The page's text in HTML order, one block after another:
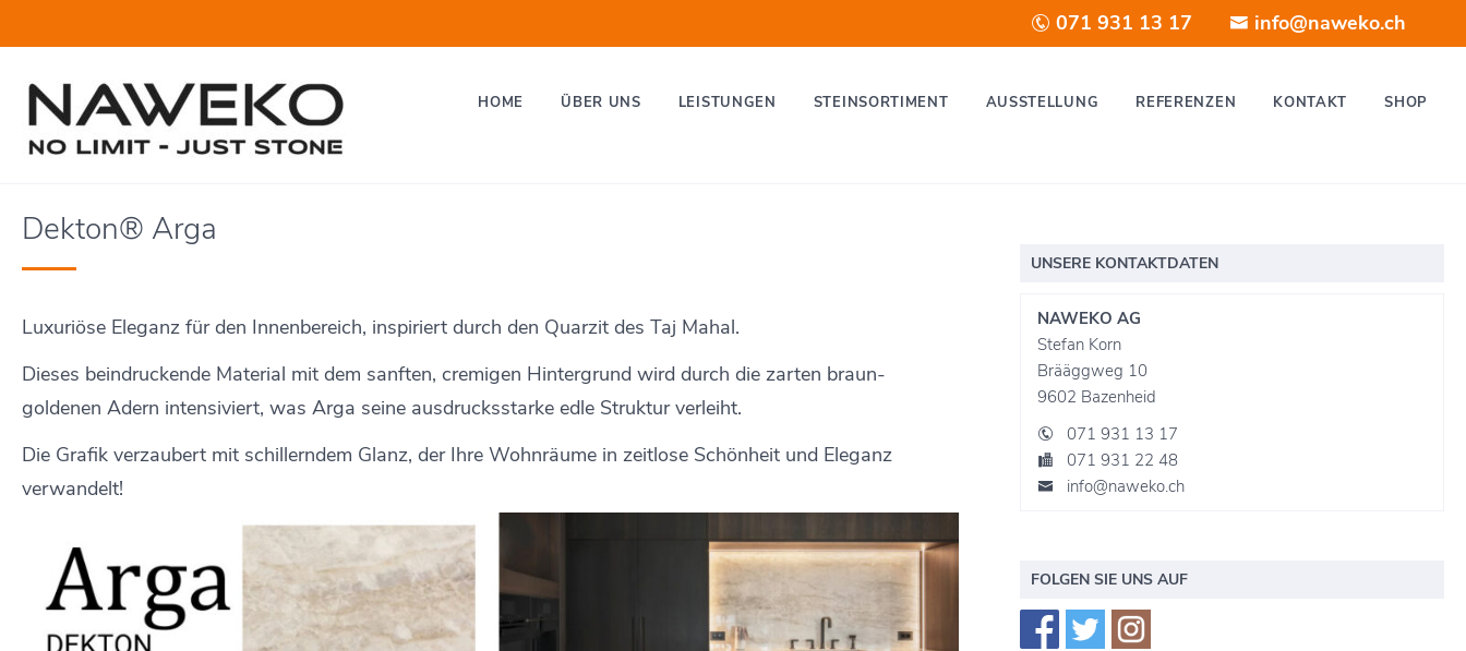
071 931 13 17 info@naweko.ch
HOME ÜBER UNS LEISTUNGEN STEINSORTIMENT AUSSTELLUNG REFERENZEN KONTAKT SHOP
Dekton® Arga
Luxuriöse Eleganz für den Innenbereich, inspiriert durch den Quarzit des Taj Mahal.
Dieses beindruckende Material mit dem sanften, cremigen Hintergrund wird durch die zarten braun-
goldenen Adern intensiviert, was Arga seine ausdrucksstarke edle Struktur verleiht.
Die Grafik verzaubert mit schillerndem Glanz, der Ihre Wohnräume in zeitlose Schönheit und Eleganz
verwandelt!
UNSERE KONTAKTDATEN
NAWEKO AG
Stefan Korn
Brääggweg 10
9602 Bazenheid
071 931 13 17
071 931 22 48
info@naweko.ch
FOLGEN SIE UNS AUF